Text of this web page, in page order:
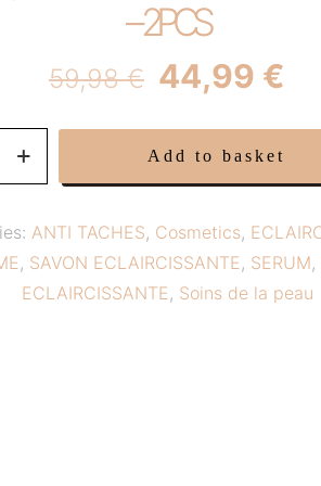
– 2PCS
59,98€ Original
price
was:
59,98 €.
44,99 €
is:
Add to basket
ANTI TACHES, Cosmetics,
, SAVON ECLAIRCISSANTE, SERUM,
ECLAIRCISSANTE, Soins de la peau